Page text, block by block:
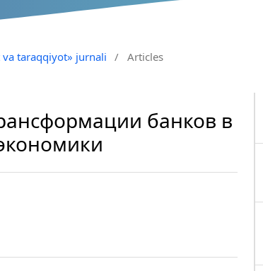
taraqqiyot» jurnali / Articles
банков в